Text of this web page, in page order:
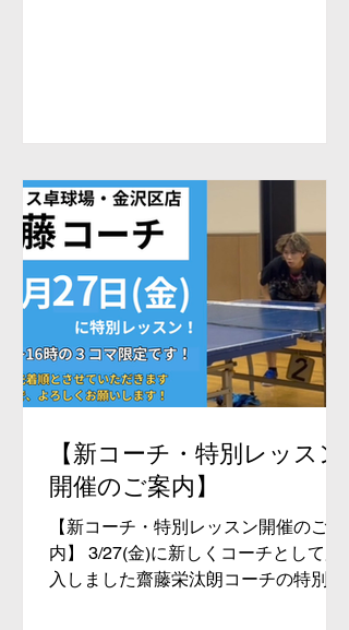
横浜市金沢区富岡東5丁目18-29 2階
#アイリス卓球場 #神奈川 #横浜 #金沢
区 #逗子市 #葉山町 #三浦市 #卓球 #卓
球教室
【新コーチ・特別レッスン
開催のご案内】
【新コーチ・特別レッスン開催のご案
内】 3/27(金)に新しくコーチとして加
入しました齋藤栄汰朗コーチの特別レ